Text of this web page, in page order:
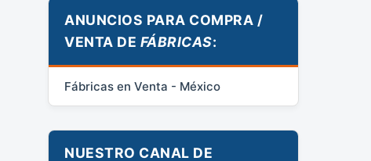
ANUNCIOS PARA COMPRA /
VENTA DE FÁBRICAS:
Fábricas en Venta - México
NUESTRO CANAL DE